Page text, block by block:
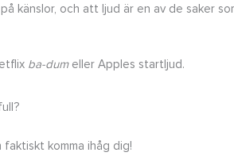
och att ljud är en av de saker
ba-dumeller Apples startljud.
komma ihåg dig!